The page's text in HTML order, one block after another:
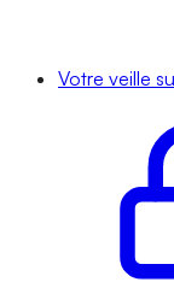
Votre veille